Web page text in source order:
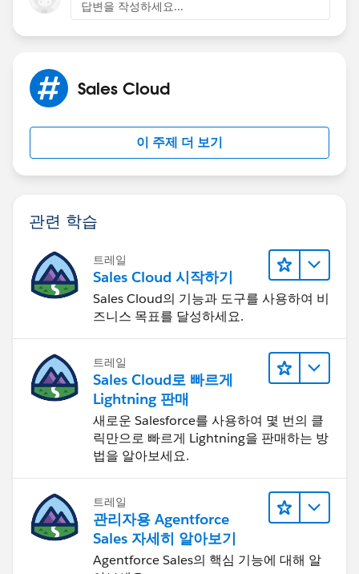
답변을 작성하세요...
Sales Cloud
이 주제 더 보기
관련 학습
트레일
Sales Cloud 시작하기
Sales Cloud의 기능과 도구를 사용하여 비
즈니스 목표를 달성하세요.
트레일
Sales Cloud로 빠르게
Lightning 판매
새로운 Salesforce를 사용하여 몇 번의 클
릭만으로 빠르게 Lightning을 판매하는 방
법을 알아보세요.
트레일
관리자용 Agentforce
Sales 자세히 알아보기
Agentforce Sales의 핵심 기능에 대해 알